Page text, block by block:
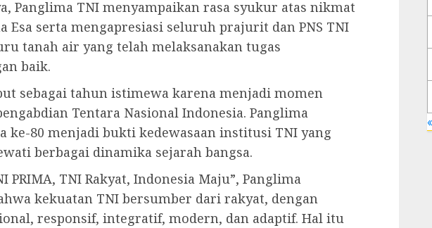
Panglima TNI menyampaikan rasa syukur atas nikmat
Esa serta mengapresiasi seluruh prajurit dan PNS TNI
tanah air yang telah melaksanakan tugas
baik.
sebagai tahun istimewa karena menjadi momen
Tentara Nasional Indonesia. Panglima
ke-80 menjadi bukti kedewasaan institusi TNI yang
berbagai dinamika sejarah bangsa.
PRIMA, TNI Rakyat, Indonesia Maju”, Panglima
kekuatan TNI bersumber dari rakyat, dengan
responsif, integratif, modern, dan adaptif. Hal itu